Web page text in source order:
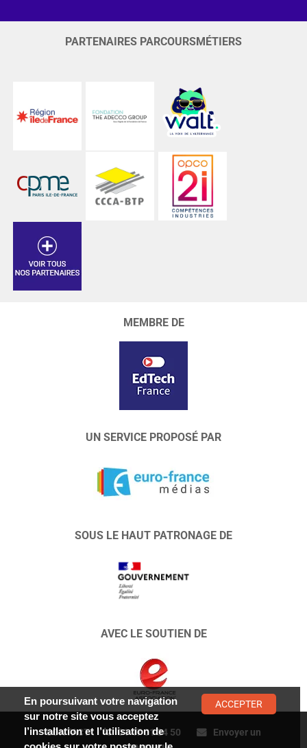
PARTENAIRES PARCOURSMÉTIERS
MEMBRE DE
UN SERVICE PROPOSÉ PAR
SOUS LE HAUT PATRONAGE DE
AVEC LE SOUTIEN DE
CONTACT : 01 47 01 34 50
Envoyer un
En poursuivant votre navigation
sur notre site vous acceptez
l’installation et l’utilisation de
ACCEPTER